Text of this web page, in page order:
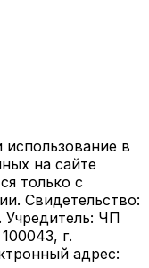
в
на сайте
только с
Свидетельство:
Учредитель: ЧП
г.
адрес: